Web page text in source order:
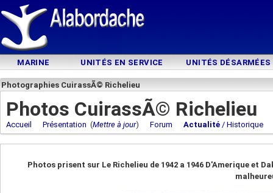
MARINE UNITÉS EN SERVICE UNITÉS DÉSARMÉES
Photographies CuirassÃ© Richelieu
Photos CuirassÃ© Richelieu
Accueil Présentation (Mettre à jour) Forum Actualité / Historique
Photos prisent sur Le Richelieu de 1942 a 1946 D'Amerique et